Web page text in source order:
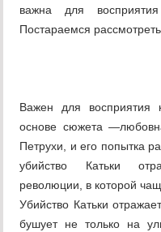
важна для
Постараемся
Важен для
основе сюжета
Петрухи, и его попытка
убийство Катьки
революции, в которой
Убийство Катьки
бушует не только на